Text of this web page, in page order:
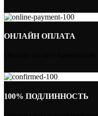
ОНЛАЙН ОПЛАТА
100% ПОДЛИННОСТЬ